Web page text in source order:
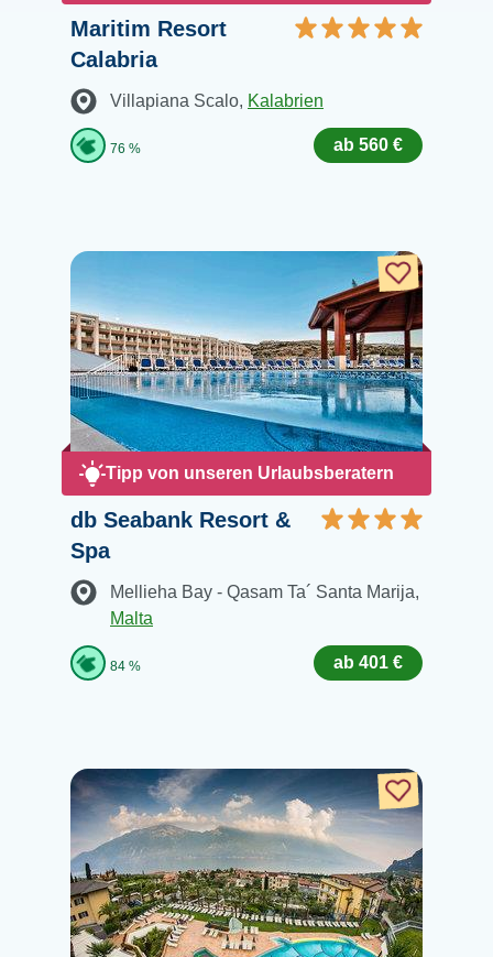
Maritim Resort
Calabria
Villapiana Scalo, Kalabrien
76 % ab 560 €
Tipp von unseren Urlaubsberatern
db Seabank Resort &
Spa
Mellieha Bay - Qasam Ta´ Santa Marija,
Malta
84 % ab 401 €